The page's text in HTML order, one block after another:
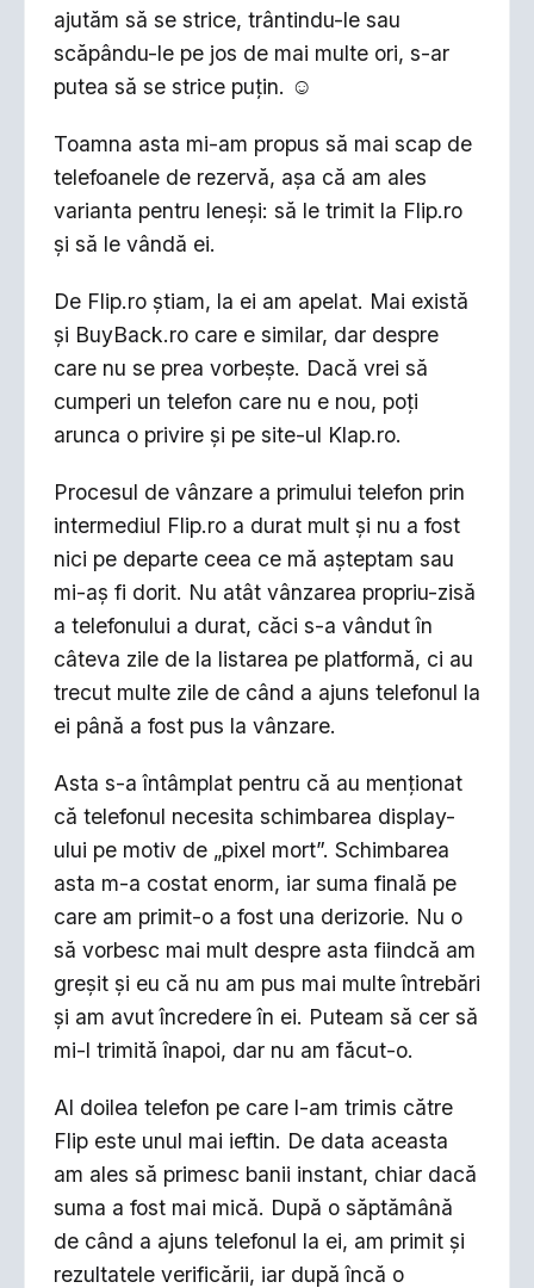
ajutăm să se strice, trântindu-le sau
scăpându-le pe jos de mai multe ori, s-ar
putea să se strice puțin. ☺️
Toamna asta mi-am propus să mai scap de
telefoanele de rezervă, așa că am ales
varianta pentru leneși: să le trimit la Flip.ro
și să le vândă ei.
De Flip.ro știam, la ei am apelat. Mai există
și BuyBack.ro care e similar, dar despre
care nu se prea vorbește. Dacă vrei să
cumperi un telefon care nu e nou, poți
arunca o privire și pe site-ul Klap.ro.
Procesul de vânzare a primului telefon prin
intermediul Flip.ro a durat mult și nu a fost
nici pe departe ceea ce mă așteptam sau
mi-aș fi dorit. Nu atât vânzarea propriu-zisă
a telefonului a durat, căci s-a vândut în
câteva zile de la listarea pe platformă, ci au
trecut multe zile de când a ajuns telefonul la
ei până a fost pus la vânzare.
Asta s-a întâmplat pentru că au menționat
că telefonul necesita schimbarea display-
ului pe motiv de „pixel mort”. Schimbarea
asta m-a costat enorm, iar suma finală pe
care am primit-o a fost una derizorie. Nu o
să vorbesc mai mult despre asta fiindcă am
greșit și eu că nu am pus mai multe întrebări
și am avut încredere în ei. Puteam să cer să
mi-l trimită înapoi, dar nu am făcut-o.
Al doilea telefon pe care l-am trimis către
Flip este unul mai ieftin. De data aceasta
am ales să primesc banii instant, chiar dacă
suma a fost mai mică. După o săptămână
de când a ajuns telefonul la ei, am primit și
rezultatele verificării, iar după încă o